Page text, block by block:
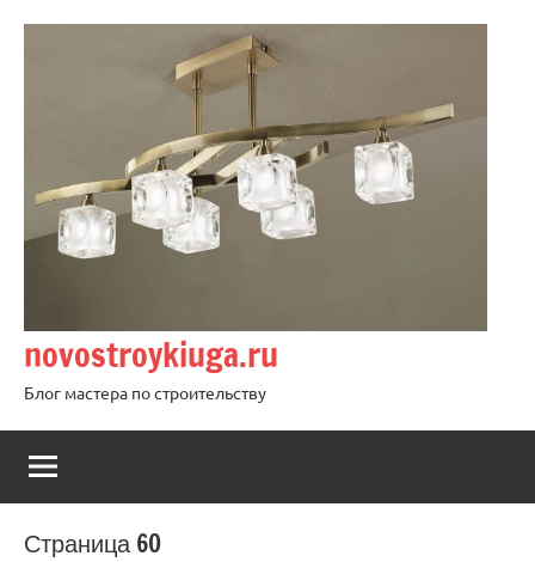
novostroykiuga.ru
Блог мастера по строительству
Страница 60